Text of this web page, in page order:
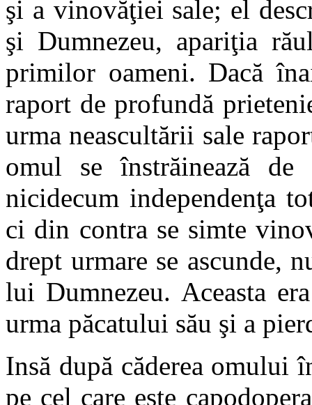
şi a vinovăţiei sale; el
şi Dumnezeu, apariţia
primilor oameni. Dacă
raport de profundă
urma neascultării sale
omul se înstrăinează
nicidecum independenţa
ci din contra se simte
drept urmare se ascunde,
lui Dumnezeu. Aceasta
urma păcatului său şi a
Insă după căderea omului
pe cel care este